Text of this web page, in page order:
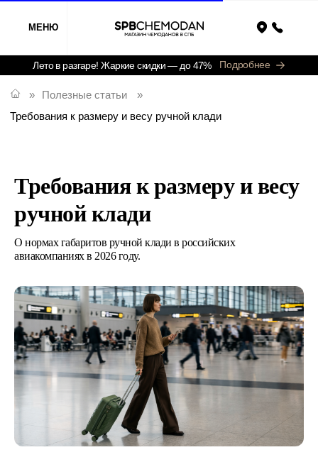
Полезные статьи
»
Требования к размеру и весу
ручной клади
О нормах габаритов ручной клади в российских
авиакомпаниях в 2026 году.